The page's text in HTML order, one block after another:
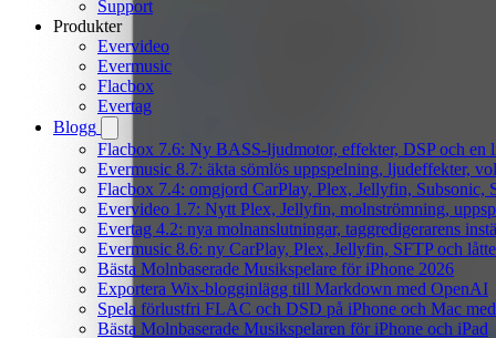
Support
Produkter
Evervideo
Evermusic
Flacbox
Evertag
Blogg
Flacbox 7.6: Ny BASS-ljudmotor, effekter, DSP och en
Evermusic 8.7: äkta sömlös uppspelning, ljudeffekter,
Flacbox 7.4: omgjord CarPlay, Plex, Jellyfin, Subsonic,
Evervideo 1.7: Nytt Plex, Jellyfin, molnströmning,
Evertag 4.2: nya molnanslutningar, taggredigerarens
Evermusic 8.6: ny CarPlay, Plex, Jellyfin, SFTP och
Bästa Molnbaserade Musikspelare för iPhone 2026
Exportera Wix-blogginlägg till Markdown med OpenAI
Spela förlustfri FLAC och DSD på iPhone och Mac
Bästa Molnbaserade Musikspelaren för iPhone och iPad